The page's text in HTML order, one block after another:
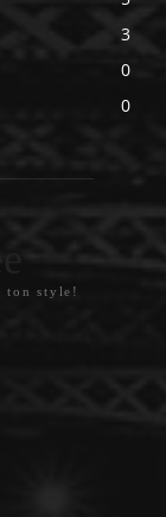
3
0
0
ton style!